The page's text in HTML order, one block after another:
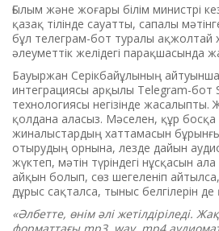
Ғылым және жоғары білім министрі
қазақ тілінде сауатты, сапалы
бұл телеграм-бот туралы ақжолтай
әлеуметтік желідегі парақшасында
Бауыржан Серікбайұлының
интеграциясы арқылы Telegram-бот
технологиясы негізінде жасалыпты.
қолдана аласыз. Мәселен, құр босқа
жиналыстардың хаттамасын
отырудың орнына, лезде дайын
жүктеп, мәтін түріндегі нұсқасын
айқын болып, сөз шегеленіп
дұрыс сақталса, тыныс белгілерін
«Әлбетте, өнім әлі жетілдіріледі.
форматтағы mp3, wav, mp4